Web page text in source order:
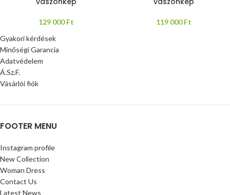
129 000Ft 119 000Ft
Gyakori kérdések
Minőségi Garancia
Adatvédelem
Á.Sz.F.
Vásárlói fiók
FOOTER MENU
Instagram profile
New Collection
Woman Dress
Contact Us
Latest News